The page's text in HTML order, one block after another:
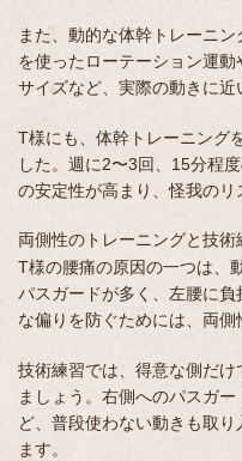
また、動的な体幹トレーニ
を使ったローテーション運
サイズなど、実際の動きに近
T様にも、体幹トレーニング
した。週に2〜3回、15分程
の安定性が高まり、怪我のリ
両側性のトレーニングと技術
T様の腰痛の原因の一つは、
パスガードが多く、左腰に
な偏りを防ぐためには、両側
技術練習では、得意な側だ
ましょう。右側へのパスガ
ど、普段使わない動きも取
ます。